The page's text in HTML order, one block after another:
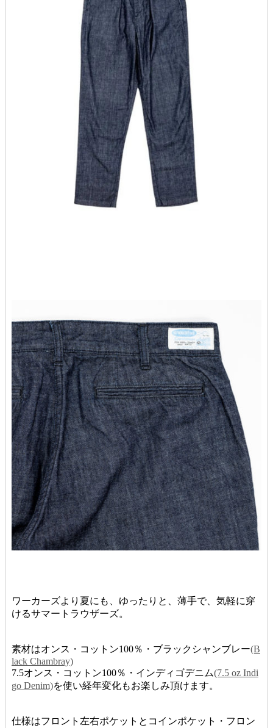
ワーカーズより夏にも、ゆったりと、薄手で、気軽に穿
けるサマートラウザーズ。
素材はオンス・コットン100％・ブラックシャンブレー(B
lack Chambray)
7.5オンス・コットン100％・インディゴデニム(7.5 oz Indi
go Denim)を使い経年変化もお楽しみ頂けます。
仕様はフロント左右ポケットとコインポケット・フロン